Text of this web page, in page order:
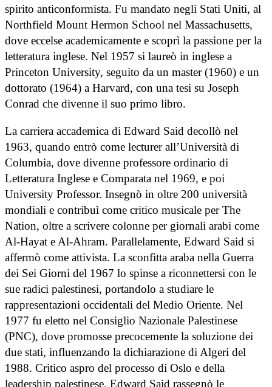
spirito anticonformista. Fu mandato negli Stati Uniti, al
Northfield Mount Hermon School nel Massachusetts,
dove eccelse academicamente e scoprì la passione per la
letteratura inglese. Nel 1957 si laureò in inglese a
Princeton University, seguito da un master (1960) e un
dottorato (1964) a Harvard, con una tesi su Joseph
Conrad che divenne il suo primo libro.
La carriera accademica di Edward Said decollò nel
1963, quando entrò come lecturer all’Università di
Columbia, dove divenne professore ordinario di
Letteratura Inglese e Comparata nel 1969, e poi
University Professor. Insegnò in oltre 200 università
mondiali e contribuì come critico musicale per The
Nation, oltre a scrivere colonne per giornali arabi come
Al-Hayat e Al-Ahram. Parallelamente, Edward Said si
affermò come attivista. La sconfitta araba nella Guerra
dei Sei Giorni del 1967 lo spinse a riconnettersi con le
sue radici palestinesi, portandolo a studiare le
rappresentazioni occidentali del Medio Oriente. Nel
1977 fu eletto nel Consiglio Nazionale Palestinese
(PNC), dove promosse precocemente la soluzione dei
due stati, influenzando la dichiarazione di Algeri del
1988. Critico aspro del processo di Oslo e della
leadership palestinese, Edward Said rassegnò le